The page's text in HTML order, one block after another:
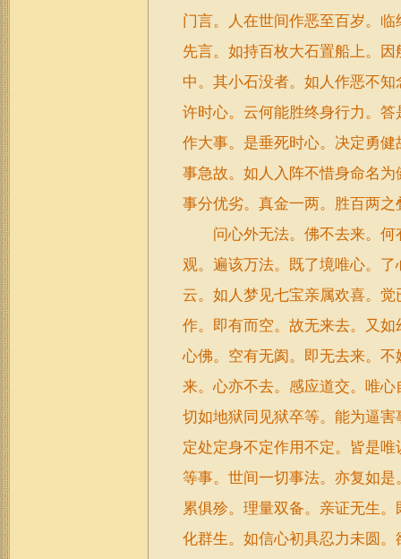
门言。人在世间作恶至百岁。
先言。如持百枚大石置船上。
中。其小石没者。如人作恶不
许时心。云何能胜终身行力。
作大事。是垂死时心。决定勇
事急故。如人入阵不惜身命名
事分优劣。真金一两。胜百两
问心外无法。佛不去来。何
观。遍该万法。既了境唯心。
云。如人梦见七宝亲属欢喜。
作。即有而空。故无来去。又
心佛。空有无阂。即无去来。
来。心亦不去。感应道交。唯
切如地狱同见狱卒等。能为逼
定处定身不定作用不定。皆是
等事。世间一切事法。亦复如
累俱殄。理量双备。亲证无生
化群生。如信心初具忍力未圆